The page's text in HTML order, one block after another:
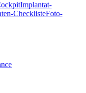
Implantat-
ChecklisteFoto-